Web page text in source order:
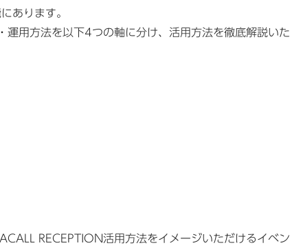
あります。
用方法を以下4つの軸に分け、活用方法を徹底解説いた
RECEPTION活用方法をイメージいただけるイベン